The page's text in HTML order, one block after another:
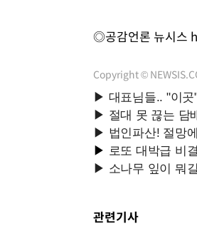
◎공감언론 뉴시스
Copyright ©
관련기사